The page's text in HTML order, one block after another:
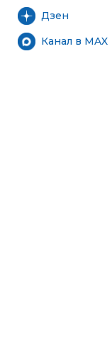
Дзен
Канал в MAX